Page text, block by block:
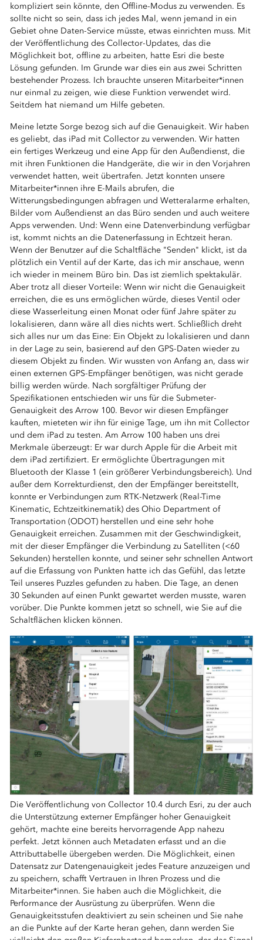
kompliziert sein könnte, den Offline-Modus zu verwenden. Es
sollte nicht so sein, dass ich jedes Mal, wenn jemand in ein
Gebiet ohne Daten-Service müsste, etwas einrichten muss. Mit
der Veröffentlichung des Collector-Updates, das die
Möglichkeit bot, offline zu arbeiten, hatte Esri die beste
Lösung gefunden. Im Grunde war dies ein aus zwei Schritten
bestehender Prozess. Ich brauchte unseren Mitarbeiter*innen
nur einmal zu zeigen, wie diese Funktion verwendet wird.
Seitdem hat niemand um Hilfe gebeten.
Meine letzte Sorge bezog sich auf die Genauigkeit. Wir haben
es geliebt, das iPad mit Collector zu verwenden. Wir hatten
ein fertiges Werkzeug und eine App für den Außendienst, die
mit ihren Funktionen die Handgeräte, die wir in den Vorjahren
verwendet hatten, weit übertrafen. Jetzt konnten unsere
Mitarbeiter*innen ihre E-Mails abrufen, die
Witterungsbedingungen abfragen und Wetteralarme erhalten,
Bilder vom Außendienst an das Büro senden und auch weitere
Apps verwenden. Und: Wenn eine Datenverbindung verfügbar
ist, kommt nichts an die Datenerfassung in Echtzeit heran.
Wenn der Benutzer auf die Schaltfläche "Senden" klickt, ist da
plötzlich ein Ventil auf der Karte, das ich mir anschaue, wenn
ich wieder in meinem Büro bin. Das ist ziemlich spektakulär.
Aber trotz all dieser Vorteile: Wenn wir nicht die Genauigkeit
erreichen, die es uns ermöglichen würde, dieses Ventil oder
diese Wasserleitung einen Monat oder fünf Jahre später zu
lokalisieren, dann wäre all dies nichts wert. Schließlich dreht
sich alles nur um das Eine: Ein Objekt zu lokalisieren und dann
in der Lage zu sein, basierend auf den GPS-Daten wieder zu
diesem Objekt zu finden. Wir wussten von Anfang an, dass wir
einen externen GPS-Empfänger benötigen, was nicht gerade
billig werden würde. Nach sorgfältiger Prüfung der
Spezifikationen entschieden wir uns für die Submeter-
Genauigkeit des Arrow 100. Bevor wir diesen Empfänger
kauften, mieteten wir ihn für einige Tage, um ihn mit Collector
und dem iPad zu testen. Am Arrow 100 haben uns drei
Merkmale überzeugt: Er war durch Apple für die Arbeit mit
dem iPad zertifiziert. Er ermöglichte Übertragungen mit
Bluetooth der Klasse 1 (ein größerer Verbindungsbereich). Und
außer dem Korrekturdienst, den der Empfänger bereitstellt,
konnte er Verbindungen zum RTK-Netzwerk (Real-Time
Kinematic, Echtzeitkinematik) des Ohio Department of
Transportation (ODOT) herstellen und eine sehr hohe
Genauigkeit erreichen. Zusammen mit der Geschwindigkeit,
mit der dieser Empfänger die Verbindung zu Satelliten (<60
Sekunden) herstellen konnte, und seiner sehr schnellen Antwort
auf die Erfassung von Punkten hatte ich das Gefühl, das letzte
Teil unseres Puzzles gefunden zu haben. Die Tage, an denen
30 Sekunden auf einen Punkt gewartet werden musste, waren
vorüber. Die Punkte kommen jetzt so schnell, wie Sie auf die
Schaltflächen klicken können.
Die Veröffentlichung von Collector 10.4 durch Esri, zu der auch
die Unterstützung externer Empfänger hoher Genauigkeit
gehört, machte eine bereits hervorragende App nahezu
perfekt. Jetzt können auch Metadaten erfasst und an die
Attributtabelle übergeben werden. Die Möglichkeit, einen
Datensatz zur Datengenauigkeit jedes Feature anzuzeigen und
zu speichern, schafft Vertrauen in Ihren Prozess und die
Mitarbeiter*innen. Sie haben auch die Möglichkeit, die
Performance der Ausrüstung zu überprüfen. Wenn die
Genauigkeitsstufen deaktiviert zu sein scheinen und Sie nahe
an die Punkte auf der Karte heran gehen, dann werden Sie